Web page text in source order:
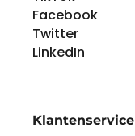
Facebook
Twitter
LinkedIn
Klantenservice